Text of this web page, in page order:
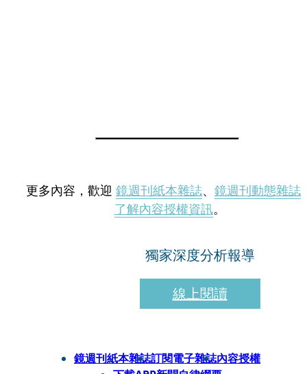
更多內容，歡迎 鏡週刊紙本雜誌、 鏡週刊動態雜誌
了解內容授權資訊。
獨家深度分析報導
線上閱讀
鏡週刊紙本雜誌訂閱電子雜誌內容授權